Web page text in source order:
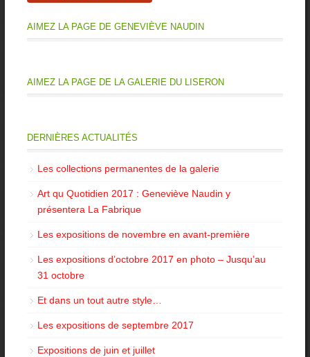
AIMEZ LA PAGE DE GENEVIÈVE NAUDIN
AIMEZ LA PAGE DE LA GALERIE DU LISERON
DERNIÈRES ACTUALITÉS
Les collections permanentes de la galerie
Art qu Quotidien 2017 : Geneviève Naudin y
présentera La Fabrique
Les expositions de novembre en avant-première
Les expositions d’octobre 2017 en photo – Jusqu’au
31 octobre
Et dans un tout autre style…
Les expositions de septembre 2017
Expositions de juin et juillet